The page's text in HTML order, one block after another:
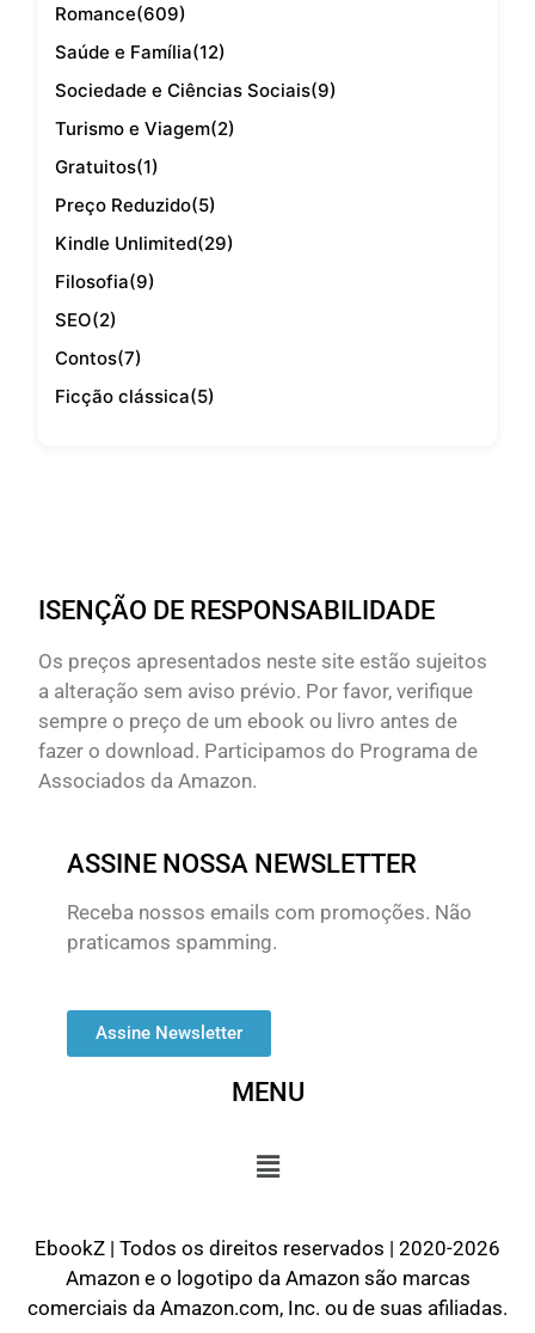
Romance(609)
Saúde e Família(12)
Sociedade e Ciências Sociais(9)
Turismo e Viagem(2)
Gratuitos(1)
Preço Reduzido(5)
Kindle Unlimited(29)
Filosofia(9)
SEO(2)
Contos(7)
Ficção clássica(5)
ISENÇÃO DE RESPONSABILIDADE
Os preços apresentados neste site estão sujeitos
a alteração sem aviso prévio. Por favor, verifique
sempre o preço de um ebook ou livro antes de
fazer o download. Participamos do Programa de
Associados da Amazon.
ASSINE NOSSA NEWSLETTER
Receba nossos emails com promoções. Não
praticamos spamming.
Assine Newsletter
MENU
EbookZ | Todos os direitos reservados | 2020-2026
Amazon e o logotipo da Amazon são marcas
comerciais da Amazon.com, Inc. ou de suas afiliadas.